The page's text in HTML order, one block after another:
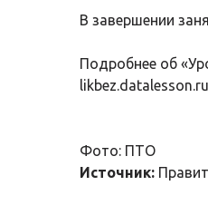
В завершении
Подробнее об
likbez.datalesson.ru
Фото: ПТО
Источник: